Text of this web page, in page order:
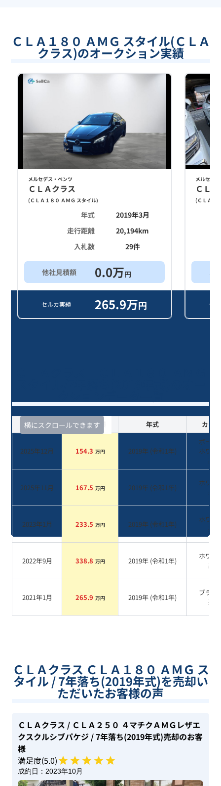
ＣＬＡ１８０ ＡＭＧ スタイル(ＣＬＡ
クラス)のオークション実績
メルセデス・ベンツ
ＣＬＡクラス
( ＣＬＡ１８０ ＡＭＧ スタイル)
年式
2019年3月
走行距離
20,194km
入札数
29件
他社見積額 0.0万円
セルカ実績 265.9万円
メルセデ
ＣＬ
( ＣＬＡ１
ス
セ
横にスクロールできます
査定時期 セルカ実績 年式 カラー
2025年12月 154.3 万円 2019年 (令和1年)
ポーラ
ホワイ
系
2025年11月 167.5 万円 2019年 (令和1年)
ホワイ
系
2023年1月 233.5 万円 2019年 (令和1年)
ホワイ
系
2022年9月 338.8 万円 2019年 (令和1年)
ホワイ
系
2021年1月 265.9 万円 2019年 (令和1年)
ブラッ
系
ＣＬＡクラス ＣＬＡ１８０ ＡＭＧ ス
タイル / 7年落ち(2019年式)を売却い
ただいたお客様の声
ＣＬＡクラス / ＣＬＡ２５０ ４マチクＡＭＧレザエ
クスクルシブパケジ / 7年落ち(2019年式)売却のお客
様
満足度(5.0)
成約日： 2023年10月